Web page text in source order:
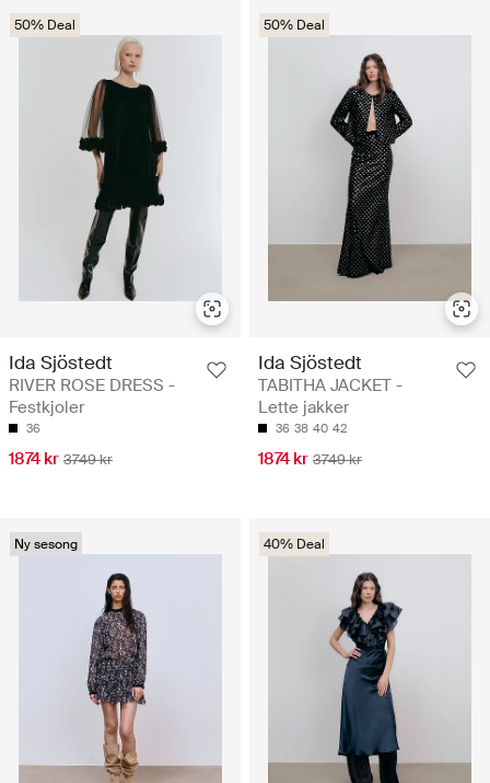
50% Deal
Ida Sjöstedt
RIVER ROSE DRESS -
Festkjoler
36
1874 kr 3749 kr
50% Deal
Ida Sjöstedt
TABITHA JACKET -
Lette jakker
36 38 40 42
1874 kr 3749 kr
Ny sesong 40% Deal